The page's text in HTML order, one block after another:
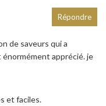
de saveurs qui a
apprécié. je
et faciles.
Répondre